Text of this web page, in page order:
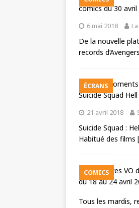
6 mai 2018
De la nouvelle
records
ÉCRANS
21 avril 2018
Suicide Squad :
Habitué des films
COMICS
Tous les mardis,